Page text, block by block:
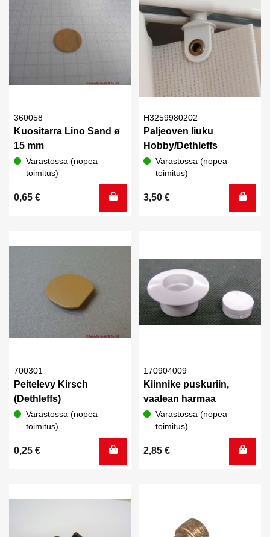
360058
Kuositarra Lino Sand ø
15 mm
Varastossa (nopea
toimitus)
0,65 €
H3259980202
Paljeoven liuku
Hobby/Dethleffs
Varastossa (nopea
toimitus)
3,50 €
700301
Peitelevy Kirsch
(Dethleffs)
Varastossa (nopea
toimitus)
0,25 €
170904009
Kiinnike puskuriin,
vaalean harmaa
Varastossa (nopea
toimitus)
2,85 €